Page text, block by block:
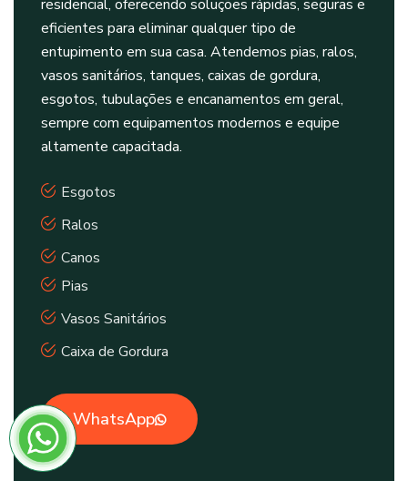
residencial, oferecendo soluções rápidas, seguras e
eficientes para eliminar qualquer tipo de
entupimento em sua casa. Atendemos pias, ralos,
vasos sanitários, tanques, caixas de gordura,
esgotos, tubulações e encanamentos em geral,
sempre com equipamentos modernos e equipe
altamente capacitada.
Esgotos
Ralos
Canos
Pias
Vasos Sanitários
Caixa de Gordura
WhatsApp